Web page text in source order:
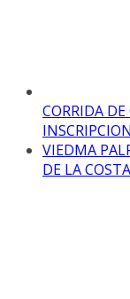
CORRIDA
VIEDMA
DE LA COSTA